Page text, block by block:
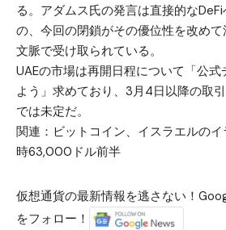
る。アダムス氏の発言は直接的な
の、今回の閉鎖がその優位性を改め
文脈で受け取られている。
UAEの市場は再開日程について「公
よう」求めており、3月4日以降の取
では未定だ。
関連： ビットコイン、イスラエルの
時63,000ドル前半
仮想通貨の最新情報を逃さない！
をフォロー！